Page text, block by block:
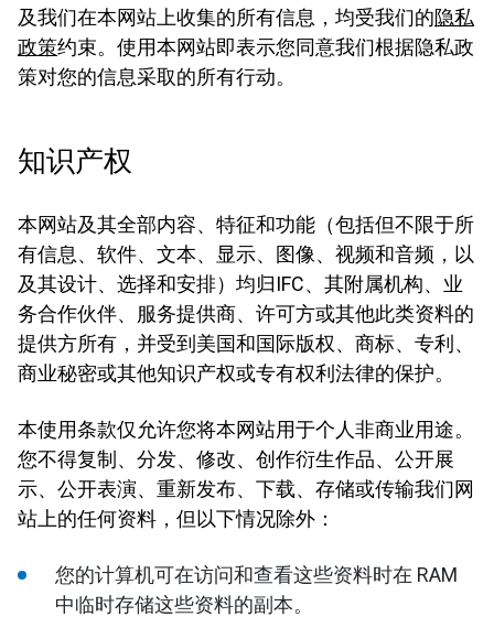
及我们在本网站上收集的所有信息，均受我们的隐私
政策约束。使用本网站即表示您同意我们根据隐私政
策对您的信息采取的所有行动。
知识产权
本网站及其全部内容、特征和功能（包括但不限于所
有信息、软件、文本、显示、图像、视频和音频，以
及其设计、选择和安排）均归IFC、其附属机构、业
务合作伙伴、服务提供商、许可方或其他此类资料的
提供方所有，并受到美国和国际版权、商标、专利、
商业秘密或其他知识产权或专有权利法律的保护。
本使用条款仅允许您将本网站用于个人非商业用途。
您不得复制、分发、修改、创作衍生作品、公开展
示、公开表演、重新发布、下载、存储或传输我们网
站上的任何资料，但以下情况除外：
您的计算机可在访问和查看这些资料时在 RAM
中临时存储这些资料的副本。